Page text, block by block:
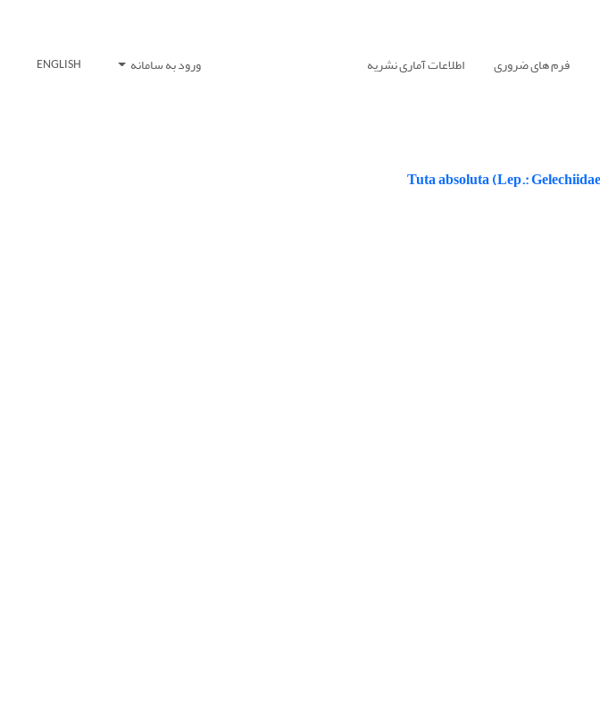
فرم های ضروری اطلاعات آماری نشریه ورود به سامانه ENGLISH